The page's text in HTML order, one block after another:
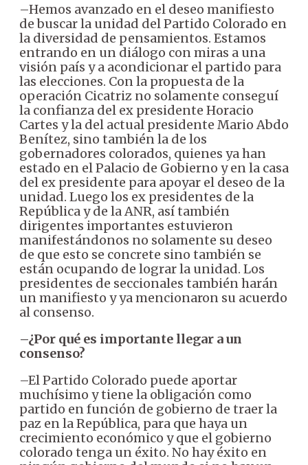
–Hemos avanzado en el deseo manifiesto
de buscar la unidad del Partido Colorado en
la diversidad de pensamientos. Estamos
entrando en un diálogo con miras a una
visión país y a acondicionar el partido para
las elecciones. Con la propuesta de la
operación Cicatriz no solamente conseguí
la confianza del ex presidente Horacio
Cartes y la del actual presidente Mario Abdo
Benítez, sino también la de los
gobernadores colorados, quienes ya han
estado en el Palacio de Gobierno y en la casa
del ex presidente para apoyar el deseo de la
unidad. Luego los ex presidentes de la
República y de la ANR, así también
dirigentes importantes estuvieron
manifestándonos no solamente su deseo
de que esto se concrete sino también se
están ocupando de lograr la unidad. Los
presidentes de seccionales también harán
un manifiesto y ya mencionaron su acuerdo
al consenso.
–¿Por qué es importante llegar a un
consenso?
–El Partido Colorado puede aportar
muchísimo y tiene la obligación como
partido en función de gobierno de traer la
paz en la República, para que haya un
crecimiento económico y que el gobierno
colorado tenga un éxito. No hay éxito en